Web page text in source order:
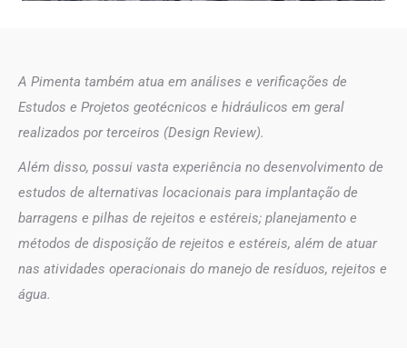
A Pimenta também atua em análises e verificações de
Estudos e Projetos geotécnicos e hidráulicos em geral
realizados por terceiros (Design Review).
Além disso, possui vasta experiência no desenvolvimento de
estudos de alternativas locacionais para implantação de
barragens e pilhas de rejeitos e estéreis; planejamento e
métodos de disposição de rejeitos e estéreis, além de atuar
nas atividades operacionais do manejo de resíduos, rejeitos e
água.